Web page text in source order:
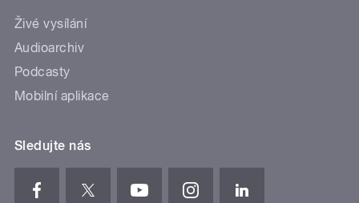
Živé vysílání
Audioarchiv
Podcasty
Mobilní aplikace
Sledujte nás